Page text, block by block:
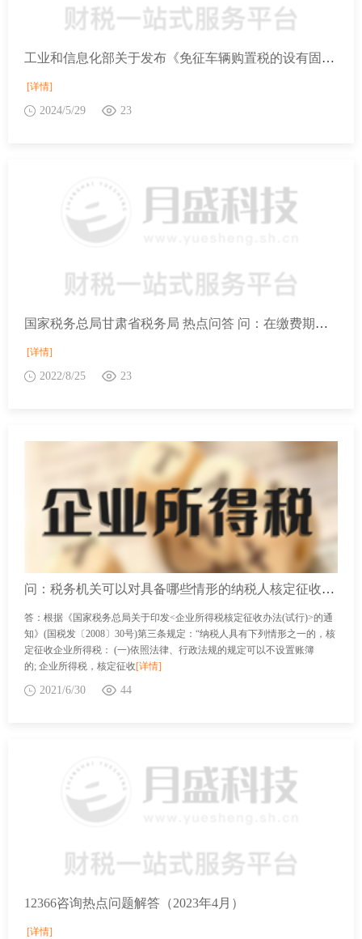
工业和信息化部关于发布《免征车辆购置税的设有固定装置的非运输专用作业车辆目录》（第十五批）的公告
[详情]
2024/5/29 23
国家税务总局甘肃省税务局 热点问答 问：在缴费期限内灵活就业人员可以多次申报缴纳基本养老保险费吗？
[详情]
2022/8/25 23
问：税务机关可以对具备哪些情形的纳税人核定征收企业所得税？
答：根据《国家税务总局关于印发<企业所得税核定征收办法(试行)>的通
知》(国税发〔2008〕30号)第三条规定：“纳税人具有下列情形之一的，核
定征收企业所得税： (一)依照法律、行政法规的规定可以不设置账簿
的; 企业所得税，核定征收[详情]
2021/6/30 44
12366咨询热点问题解答（2023年4月）
[详情]